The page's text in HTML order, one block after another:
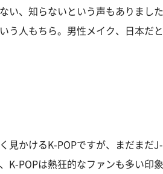
い、知らないという声もありまし
う人もちら。男性メイク、日本だ
見かけるK-POPですが、まだまだ
K-POPは熱狂的なファンも多い印